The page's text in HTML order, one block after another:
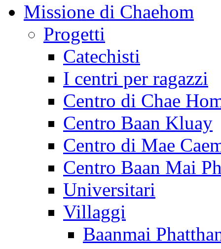
Missione di Chaehom
Progetti
Catechisti
I centri per ragazzi
Centro di Chae
Centro Baan Kluay
Centro di Mae
Centro Baan Mai
Universitari
Villaggi
Baanmai